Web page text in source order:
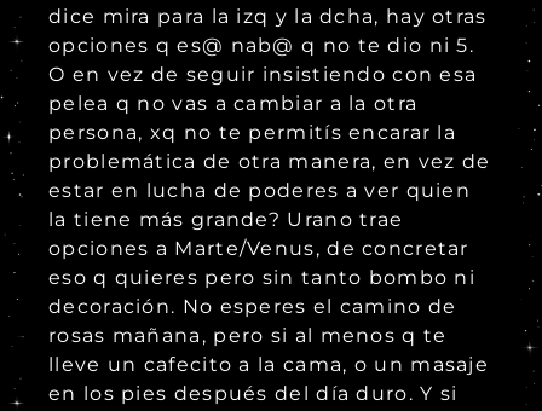
dice mira para la izq y la dcha, hay otras
opciones q es@ nab@ q no te dio ni 5.
O en vez de seguir insistiendo con esa
pelea q no vas a cambiar a la otra
persona, xq no te permitís encarar la
problemática de otra manera, en vez de
estar en lucha de poderes a ver quien
la tiene más grande? Urano trae
opciones a Marte/Venus, de concretar
eso q quieres pero sin tanto bombo ni
decoración. No esperes el camino de
rosas mañana, pero si al menos q te
lleve un cafecito a la cama, o un masaje
en los pies después del día duro. Y si